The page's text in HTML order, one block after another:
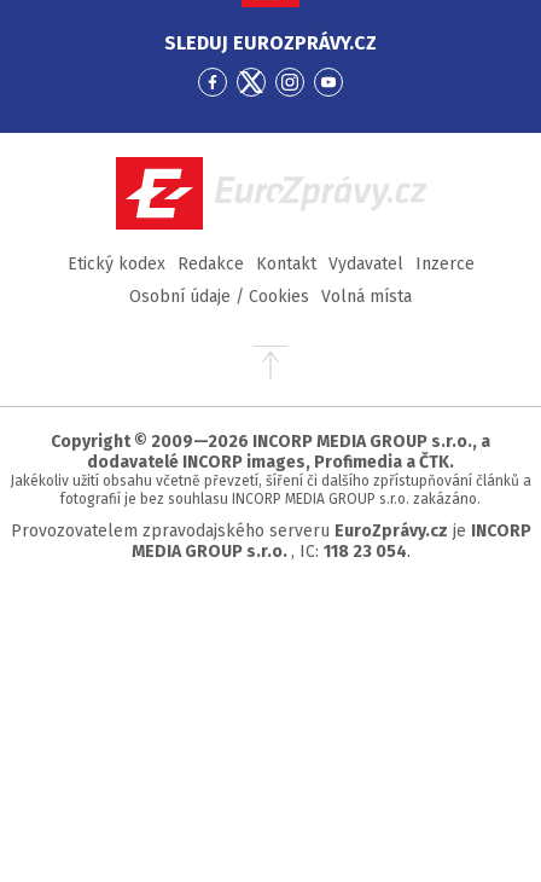
SLEDUJ EUROZPRÁVY.CZ
Přejít
Facebook
Přejít
Twitter
Přejít
Instagram
Přejít
YouTube
EuroZprávy.cz
Etický kodex Redakce Kontakt Vydavatel
Inzerce
Osobní údaje / Cookies
Volná místa
Přejít
stránky
Copyright © 2009—2026 INCORP MEDIA GROUP s.r.o., a
dodavatelé INCORP images, Profimedia a ČTK.
Jakékoliv užití obsahu včetně převzetí, šíření či dalšího zpřístupňování článků a
fotografií je bez souhlasu INCORP MEDIA GROUP s.r.o. zakázáno.
Provozovatelem zpravodajského serveru EuroZprávy.cz je INCORP
MEDIA GROUP s.r.o. , IC: 118 23 054.